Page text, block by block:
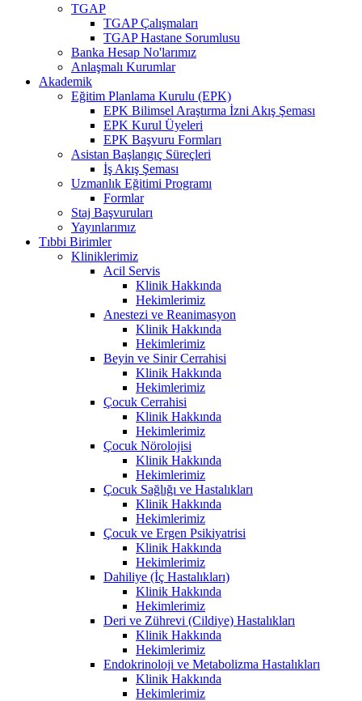
TGAP
TGAP Çalışmaları
TGAP Hastane Sorumlusu
Banka Hesap No'larımız
Anlaşmalı Kurumlar
Akademik
Eğitim Planlama Kurulu (EPK)
EPK Bilimsel Araştırma İzni Akış Şeması
EPK Kurul Üyeleri
EPK Başvuru Formları
Asistan Başlangıç Süreçleri
İş Akış Şeması
Uzmanlık Eğitimi Programı
Formlar
Staj Başvuruları
Yayınlarımız
Tıbbi Birimler
Kliniklerimiz
Acil Servis
Klinik Hakkında
Hekimlerimiz
Anestezi ve Reanimasyon
Klinik Hakkında
Hekimlerimiz
Beyin ve Sinir Cerrahisi
Klinik Hakkında
Hekimlerimiz
Çocuk Cerrahisi
Klinik Hakkında
Hekimlerimiz
Çocuk Nörolojisi
Klinik Hakkında
Hekimlerimiz
Çocuk Sağlığı ve Hastalıkları
Klinik Hakkında
Hekimlerimiz
Çocuk ve Ergen Psikiyatrisi
Klinik Hakkında
Hekimlerimiz
Dahiliye (İç Hastalıkları)
Klinik Hakkında
Hekimlerimiz
Deri ve Zührevi (Cildiye) Hastalıkları
Klinik Hakkında
Hekimlerimiz
Endokrinoloji ve Metabolizma Hastalıkları
Klinik Hakkında
Hekimlerimiz